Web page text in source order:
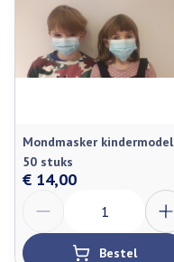
Mondmasker kindermodel
50 stuks
€ 14,00
Bestel